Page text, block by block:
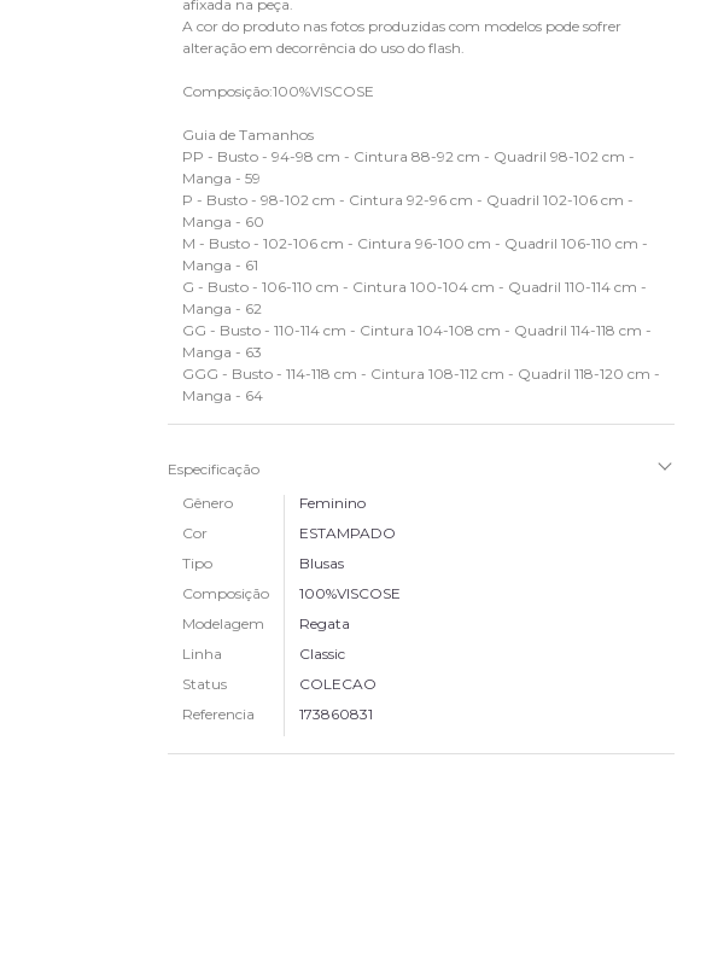
afixada na peça.
A cor do produto nas fotos produzidas com modelos pode sofrer
alteração em decorrência do uso do flash.
Composição:100%VISCOSE
Guia de Tamanhos
PP - Busto - 94-98 cm - Cintura 88-92 cm - Quadril 98-102 cm -
Manga - 59
P - Busto - 98-102 cm - Cintura 92-96 cm - Quadril 102-106 cm -
Manga - 60
M - Busto - 102-106 cm - Cintura 96-100 cm - Quadril 106-110 cm -
Manga - 61
G - Busto - 106-110 cm - Cintura 100-104 cm - Quadril 110-114 cm -
Manga - 62
GG - Busto - 110-114 cm - Cintura 104-108 cm - Quadril 114-118 cm -
Manga - 63
GGG - Busto - 114-118 cm - Cintura 108-112 cm - Quadril 118-120 cm -
Manga - 64
Especificação
Gênero
Feminino
Cor
ESTAMPADO
Tipo
Blusas
Composição
100%VISCOSE
Modelagem
Regata
Linha
Classic
Status
COLECAO
Referencia
173860831